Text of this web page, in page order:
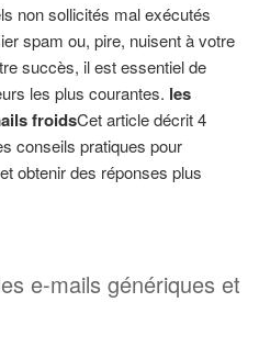
non sollicités mal exécutés
spam ou, pire, nuisent à votre
succès, il est essentiel de
les plus courantes. les
froidsCet article décrit 4
conseils pratiques pour
obtenir des réponses plus
e-mails génériques et